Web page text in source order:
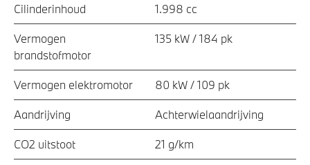
Cilinderinhoud 1.998 cc
Vermogen
brandstofmotor
135 kW / 184 pk
Vermogen elektromotor 80 kW / 109 pk
Aandrijving Achterwielaandrijving
CO2 uitstoot 21 g/km